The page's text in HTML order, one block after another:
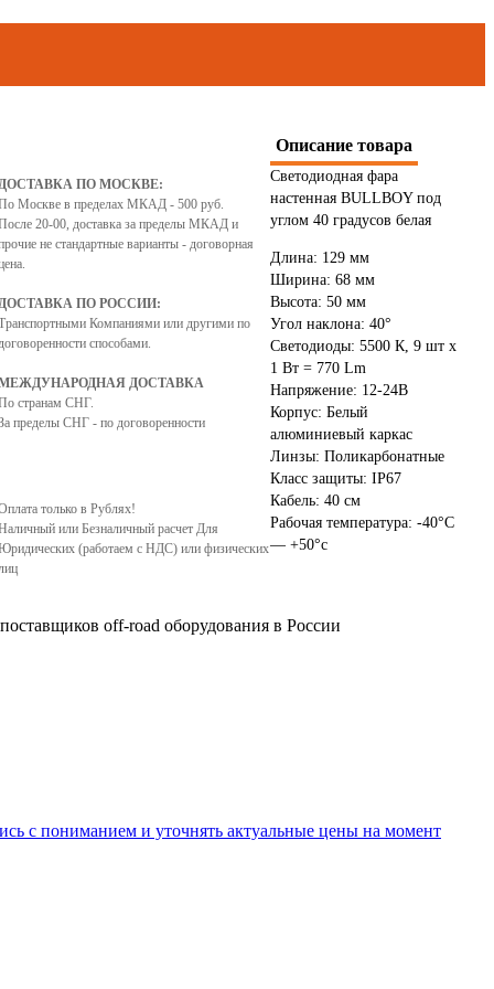
ПО МОСКВЕ:
Москве в пределах МКАД - 500 руб.
20-00, доставка за пределы МКАД и
не стандартные варианты - договорная
ПО РОССИИ:
Компаниями или другими по
способами.
ДОСТАВКА
странам СНГ.
пределы СНГ - по договоренности
только в Рублях!
или Безналичный расчет Для
(работаем с НДС) или физических
Описание товара
Светодиодная фара
настенная BULLBOY под
углом 40 градусов белая
Длина: 129 мм
Ширина: 68 мм
Высота: 50 мм
Угол наклона: 40°
Светодиоды: 5500 К, 9 шт х
1 Вт = 770 Lm
Напряжение: 12-24В
Корпус: Белый
алюминиевый каркас
Линзы: Поликарбонатные
Класс защиты: IP67
Кабель: 40 см
Рабочая температура: -40°С
— +50°с
off-road оборудования в России
с пониманием и уточнять актуальные цены на момент